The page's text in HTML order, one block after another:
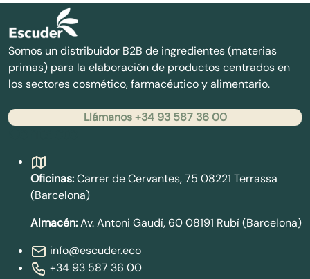
Somos un distribuidor B2B de ingredientes (materias
primas) para la elaboración de productos centrados en
los sectores cosmético, farmacéutico y alimentario.
Llámanos +34 93 587 36 00
Oficinas:Carrer de Cervantes, 75 08221 Terrassa
(Barcelona)
Almacén:Av. Antoni Gaudí, 60 08191 Rubí (Barcelona)
info@escuder.eco
+34 93 587 36 00